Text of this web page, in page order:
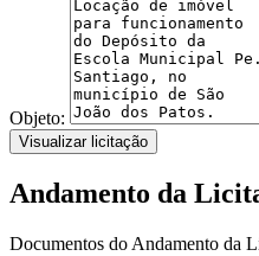
Objeto:
Visualizar licitação
Andamento da
Documentos do Andamento da